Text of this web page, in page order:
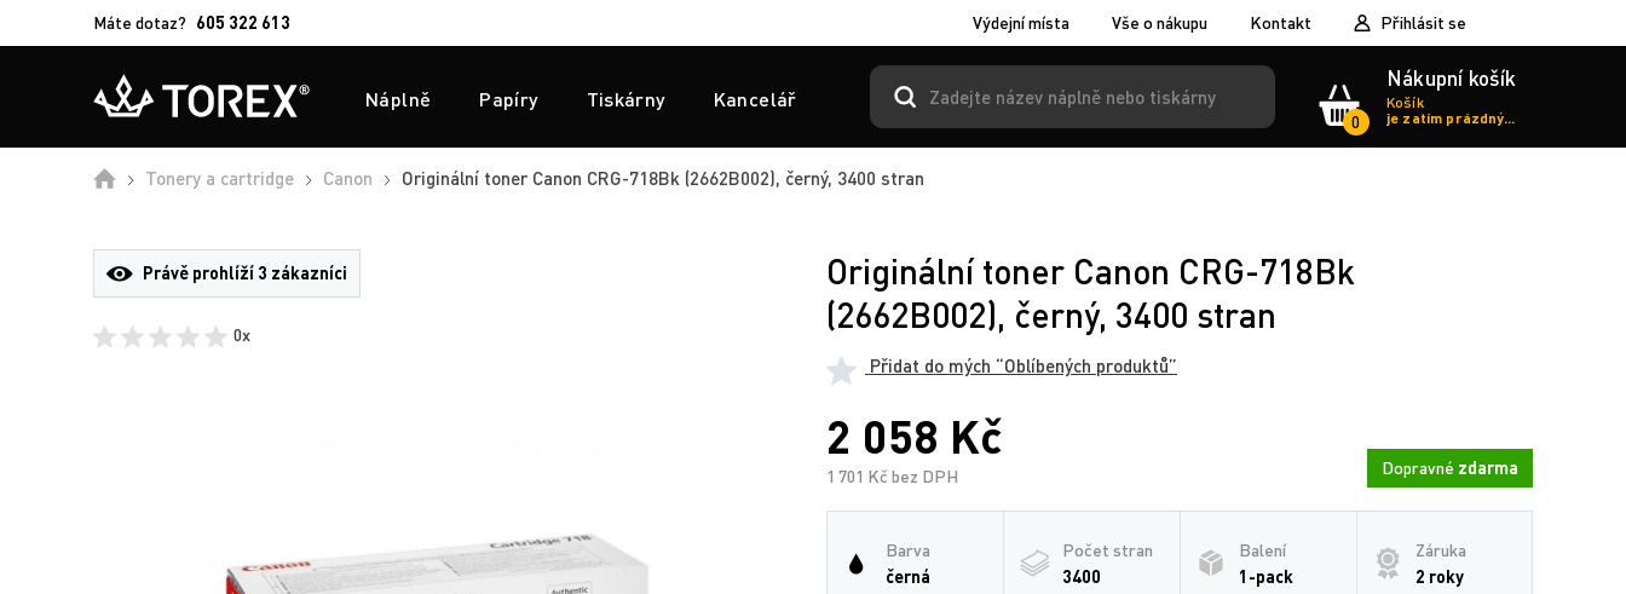
Máte dotaz? 605 322 613 Výdejní místa Vše o nákupu Kontakt Přihlásit se
Náplně Papíry Tiskárny Kancelář
0
Nákupní košík
Košík
je zatím prázdný...
ÚvodTonery a cartridge Canon Originální toner Canon CRG-718Bk (2662B002), černý, 3400 stran
Právě prohlíží 3 zákazníci
0x
Originální toner Canon CRG-718Bk
(2662B002), černý, 3400 stran
Přidat do mých “Oblíbených produktů”
2 058 Kč
1 701 Kč bez DPH Dopravné zdarma
Barva
černá
Počet stran
3400
Balení
1-pack
Záruka
2 roky